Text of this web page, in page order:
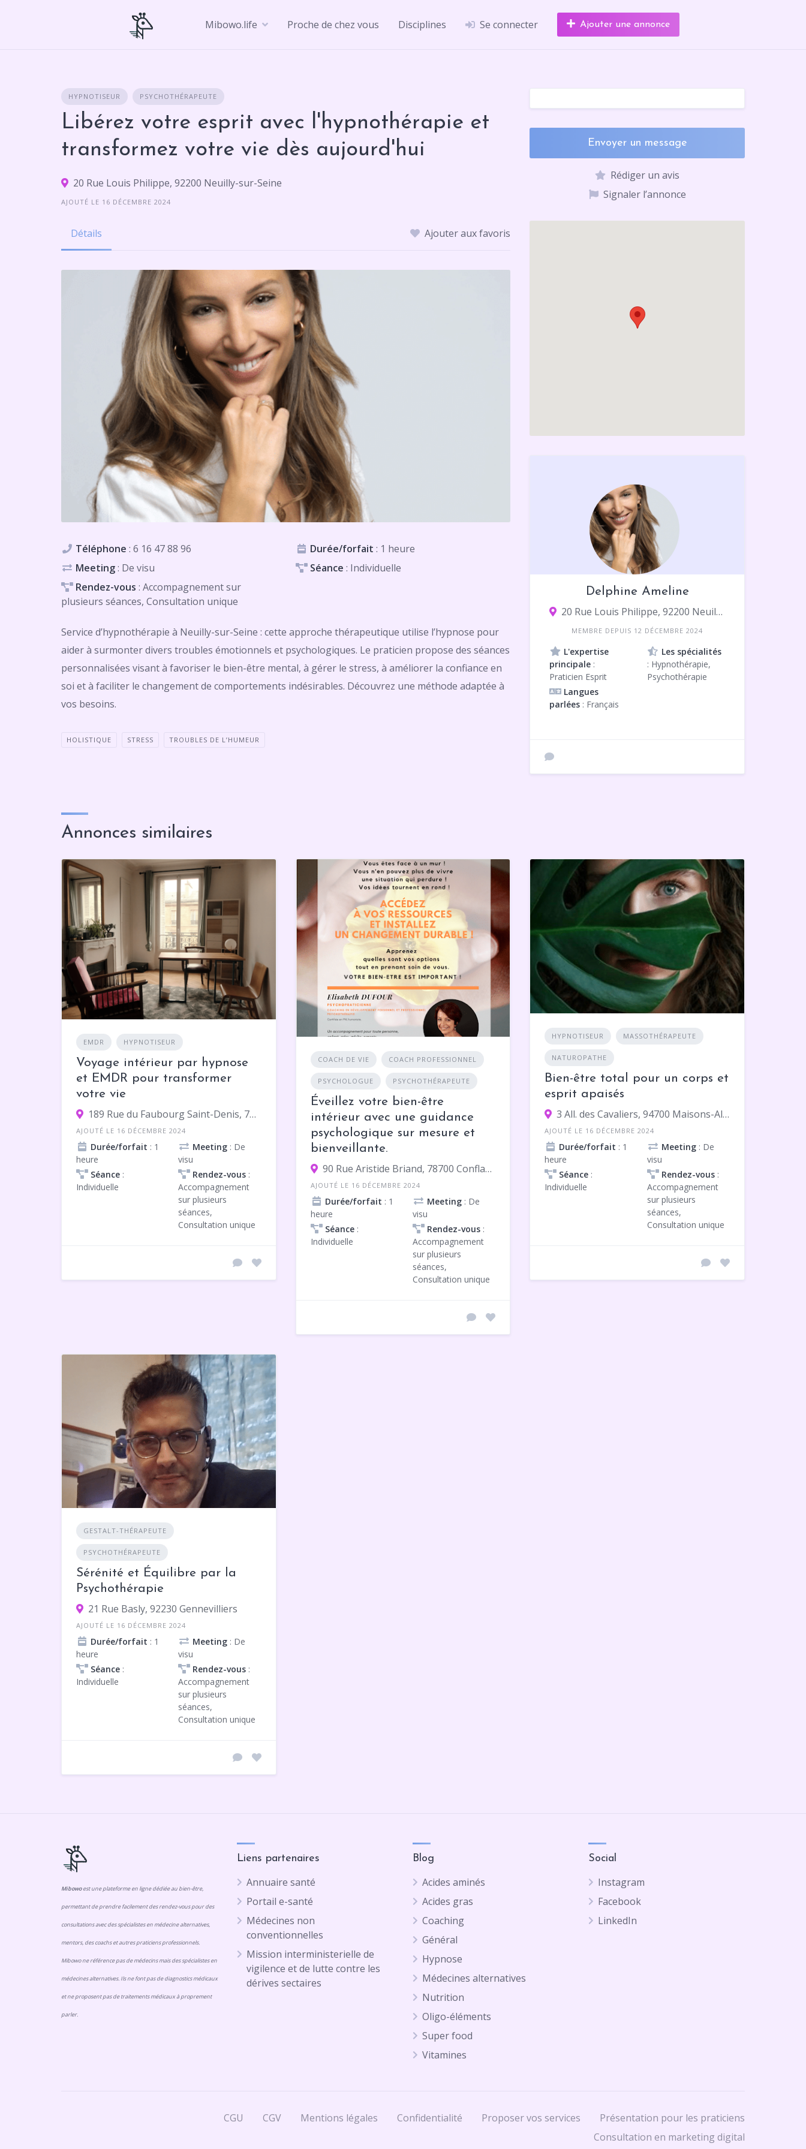
Mibowo.life Proche de chez vous Disciplines Se connecter Ajouter une annonce
HYPNOTISEUR PSYCHOTHÉRAPEUTE
Libérez votre esprit avec l'hypnothérapie et
transformez votre vie dès aujourd'hui
20 Rue Louis Philippe, 92200 Neuilly-sur-Seine
AJOUTÉ LE 16 DÉCEMBRE 2024
Détails Ajouter aux favoris
Téléphone : 6 16 47 88 96 Durée/forfait : 1 heure
Meeting: De visu Séance : Individuelle
Rendez-vous : Accompagnement sur
plusieurs séances, Consultation unique
Service d’hypnothérapie à Neuilly-sur-Seine : cette approche thérapeutique utilise l’hypnose pour
aider à surmonter divers troubles émotionnels et psychologiques. Le praticien propose des séances
personnalisées visant à favoriser le bien-être mental, à gérer le stress, à améliorer la confiance en
soi et à faciliter le changement de comportements indésirables. Découvrez une méthode adaptée à
vos besoins.
HOLISTIQUE STRESS TROUBLES DE L’HUMEUR
Envoyer un message
Rédiger un avis
Signaler l’annonce
Delphine Ameline
20 Rue Louis Philippe, 92200 Neuilly-sur-Seine
MEMBRE DEPUIS 12 DÉCEMBRE 2024
L'expertise
principale :
Praticien Esprit
Les spécialités
: Hypnothérapie,
Psychothérapie
Langues
parlées : Français
Annonces similaires
EMDR HYPNOTISEUR
Voyage intérieur par hypnose
et EMDR pour transformer
votre vie
189 Rue du Faubourg Saint-Denis, 75010 Paris
AJOUTÉ LE 16 DÉCEMBRE 2024
Durée/forfait : 1
heure
Meeting : De
visu
Séance :
Individuelle
Rendez-vous :
Accompagnement
sur plusieurs
séances,
Consultation unique
COACH DE VIE COACH PROFESSIONNEL
PSYCHOLOGUE PSYCHOTHÉRAPEUTE
Éveillez votre bien-être
intérieur avec une guidance
psychologique sur mesure et
bienveillante.
90 Rue Aristide Briand, 78700 Conflans-Sainte-Honorine
AJOUTÉ LE 16 DÉCEMBRE 2024
Durée/forfait : 1
heure
Meeting: De
visu
Séance:
Individuelle
Rendez-vous:
Accompagnement
sur plusieurs
séances,
Consultation unique
HYPNOTISEUR MASSOTHÉRAPEUTE
NATUROPATHE
Bien-être total pour un corps et
esprit apaisés
3 All. des Cavaliers, 94700 Maisons-Alfort
AJOUTÉ LE 16 DÉCEMBRE 2024
Durée/forfait : 1
heure
Meeting: De
visu
Séance :
Individuelle
Rendez-vous:
Accompagnement
sur plusieurs
séances,
Consultation unique
GESTALT-THÉRAPEUTE
PSYCHOTHÉRAPEUTE
Sérénité et Équilibre par la
Psychothérapie
21 Rue Basly, 92230 Gennevilliers
AJOUTÉ LE 16 DÉCEMBRE 2024
Durée/forfait : 1
heure
Meeting : De
visu
Séance :
Individuelle
Rendez-vous :
Accompagnement
sur plusieurs
séances,
Consultation unique
Mibowoest une plateforme en ligne dédiée au bien-être,
permettant de prendre facilement des rendez-vous pour des
consultations avec des spécialistes en médecine alternatives,
mentors, des coachs et autres praticiens professionnels.
Mibowo ne référence pas de médecins mais des spécialistes en
médecines alternatives. Ils ne font pas de diagnostics médicaux
et ne proposent pas de traitements médicaux à proprement
parler.
Liens partenaires
Annuaire santé
Portail e-santé
Médecines non
conventionnelles
Mission interministerielle de
vigilence et de lutte contre les
dérives sectaires
Blog
Acides aminés
Acides gras
Coaching
Général
Hypnose
Médecines alternatives
Nutrition
Oligo-éléments
Super food
Vitamines
Social
Instagram
Facebook
LinkedIn
CGU CGV Mentions légales Confidentialité Proposer vos services
Présentation pour les praticiens
Consultation en marketing digital